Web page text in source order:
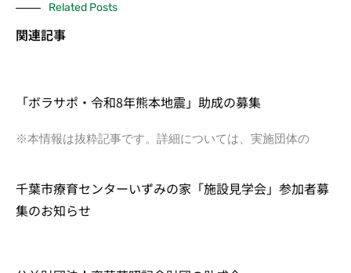
Related Posts
関連記事
「ボラサポ・令和8年熊本地震」助成の募集
※本情報は抜粋記事です。詳細については、実施団体の
千葉市療育センターいずみの家「施設見学会」参加者募
集のお知らせ